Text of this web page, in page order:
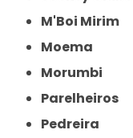
M'Boi Mirim
Moema
Morumbi
Parelheiros
Pedreira